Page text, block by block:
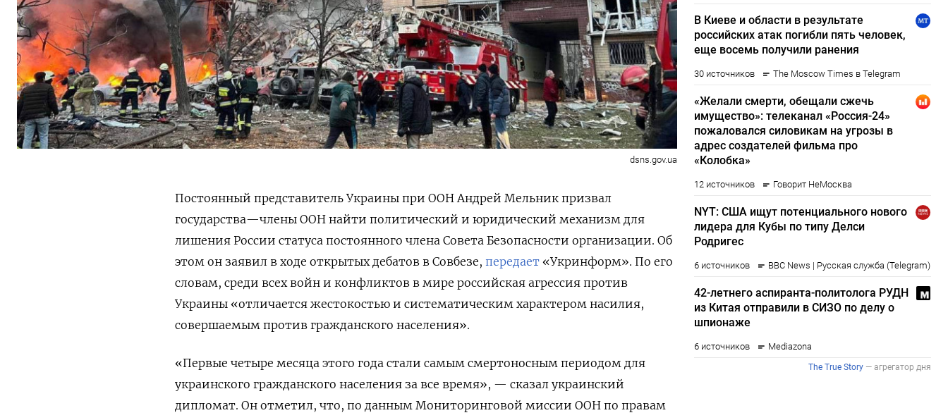
dsns.gov.ua
Постоянный представитель Украины при ООН Андрей Мельник призвал
государства—члены ООН найти политический и юридический механизм для
лишения России статуса постоянного члена Совета Безопасности организации. Об
этом он заявил в ходе открытых дебатов в Совбезе, передает «Укринформ». По его
словам, среди всех войн и конфликтов в мире российская агрессия против
Украины «отличается жестокостью и систематическим характером насилия,
совершаемым против гражданского населения».
«Первые четыре месяца этого года стали самым смертоносным периодом для
украинского гражданского населения за все время», — сказал украинский
дипломат. Он отметил, что, по данным Мониторинговой миссии ООН по правам